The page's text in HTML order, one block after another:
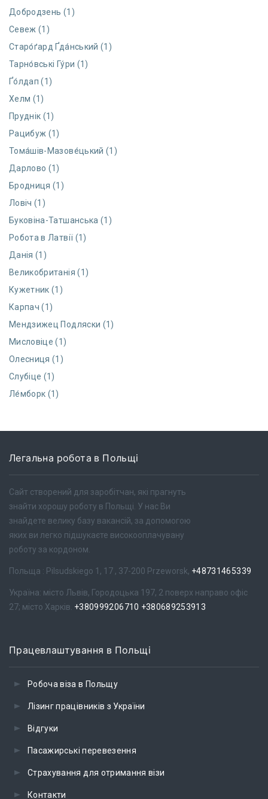
Добродзень (1)
Севеж (1)
Старо́ґард Ґда́нський (1)
Тарно́вські Гу́ри (1)
Ґо́лдап (1)
Хелм (1)
Пруднік (1)
Рацибуж (1)
Тома́шів-Мазове́цький (1)
Дарлово (1)
Бродниця (1)
Ловіч (1)
Буковіна-Татшанська (1)
Робота в Латвії (1)
Данія (1)
Великобританія (1)
Кужетник (1)
Карпач (1)
Мендзижец Подляски (1)
Мисловіце (1)
Олесниця (1)
Слубіце (1)
Ле́мборк (1)
Легальна робота в Польщі
Сайт створений для заробітчан, які прагнуть
знайти хорошу роботу в Польщі. У нас Ви
знайдете велику базу вакансій, за допомогою
яких ви легко підшукаєте високооплачувану
роботу за кордоном.
Польща : Pilsudskiego 1, 17 , 37-200 Przeworsk, +48731465339
Україна: місто Львів, Городоцька 197, 2 поверх направо офіс
27; місто Харків. +380999206710 +380689253913
Працевлаштування в Польщі
Робоча віза в Польщу
Лізинг працівників з України
Відгуки
Пасажирські перевезення
Страхування для отримання візи
Контакти